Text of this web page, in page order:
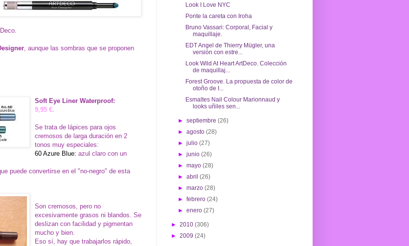
.
, aunque las sombras que se proponen
Soft Eye Liner Waterproof:
9,95 €.
Se trata de lápices para ojos
cremosos de larga duración en 2
tonos muy especiales:
60 Azure Blue: azul claro con un
puede convertirse en el "no-negro" de esta
Son cremosos, pero no
excesivamente grasos ni blandos. Se
deslizan con facilidad y pigmentan
mucho y bien.
Eso sí, hay que trabajarlos rápido,
Look I Love NYC
Ponte la careta con Iroha
Bruno Vassari: Corporal, Facial y
maquillaje.
EDT Angel de Thierry Mügler, una
versión con estre...
Look Wild At Heart ArtDeco. Colección
de maquillaj...
Forest Groove. La propuesta de color de
otoño de I...
Esmaltes Nail Colour Marionnaud y
looks uñiles sen...
►septiembre(26)
►agosto(28)
►julio(27)
►junio(26)
►mayo(28)
►abril(26)
►marzo(28)
►febrero(24)
►enero(27)
► 2010 (306)
► 2009 (24)